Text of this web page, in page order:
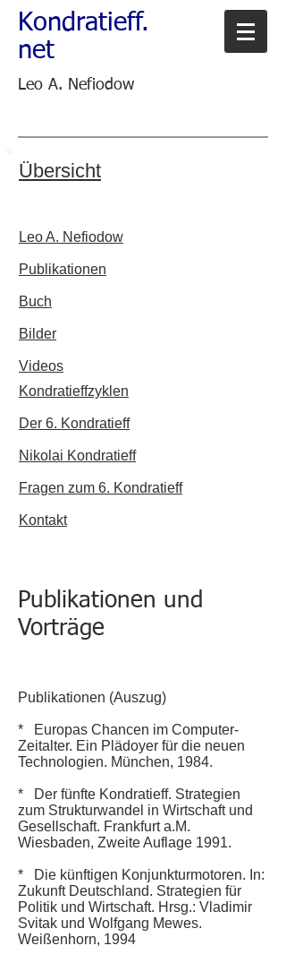
Kondratieff.
net
Leo A. Nefiodow
Übersicht
Leo A. Nefiodow
Publikationen
Buch
Bilder
Videos
Kondratieffzyklen
Der 6. Kondratieff
Nikolai Kondratieff
Fragen​ zum 6. Kondratieff
Kontakt
Publikationen und
Vorträge
Publikationen (Auszug)
* Europas Chancen im Computer-
Zeitalter. Ein Plädoyer für die neuen
Technologien. München, 1984.
* Der fünfte Kondratieff. Strategien
zum Strukturwandel in Wirtschaft und
Gesellschaft. Frankfurt a.M.
Wiesbaden, Zweite Auflage 1991.
* Die künftigen Konjunkturmotoren. In:
Zukunft Deutschland. Strategien für
Politik und Wirtschaft. Hrsg.: Vladimir
Svitak und Wolfgang Mewes.
Weißenhorn, 1994